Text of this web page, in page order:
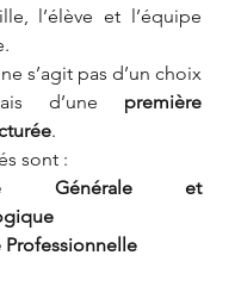
l’élève et l’équipe
s’agit pas d’un choix
d’une première
.
sont :
Générale et
Professionnelle